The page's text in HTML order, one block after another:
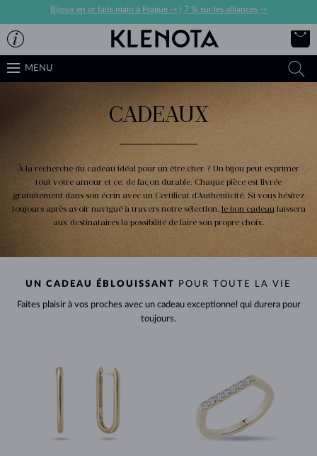
Bijoux en or faits main à Prague -> 7 % sur les alliances ->
MENU
CADEAUX
À la recherche du cadeau idéal pour un être cher ? Un bijou peut exprimer
tout votre amour et ce, de façon durable. Chaque pièce est livrée
gratuitement dans son écrin avec un Certificat d'Authenticité. Si vous hésitez
toujours après avoir navigué à travers notre sélection, le bon cadeaulaissera
aux destinataires la possibilité de faire son propre choix.
UN CADEAU ÉBLOUISSANT POUR TOUTE LA VIE
Faites plaisir à vos proches avec un cadeau exceptionnel qui durera pour
toujours.